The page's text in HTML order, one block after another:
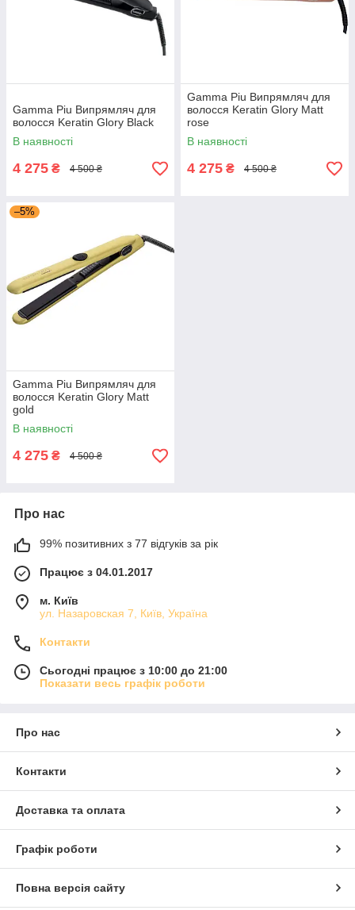
Gamma Piu Випрямляч для
волосся Keratin Glory Black
В наявності
4 275 ₴ 4 500 ₴
Gamma Piu Випрямляч для
волосся Keratin Glory Matt
rose
В наявності
4 275 ₴ 4 500 ₴
–5%
Gamma Piu Випрямляч для
волосся Keratin Glory Matt
gold
В наявності
4 275 ₴ 4 500 ₴
Про нас
99% позитивних з 77 відгуків за рік
Працює з 04.01.2017
м. Київ
ул. Назаровская 7, Київ, Україна
Контакти
Сьогодні працює з 10:00 до 21:00
Показати весь графік роботи
Про нас
Контакти
Доставка та оплата
Графік роботи
Повна версія сайту